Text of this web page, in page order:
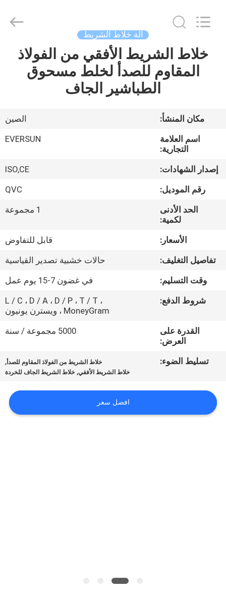
مسكن
عرض
الواقع
الافتراضي
معلومات
في
المعمل
مراقبة
اطلب
اقتباس
آلة خلاط الشريط
خلاط الشريط الأفقي من الفولاذ
المقاوم للصدأ لخلط مسحوق
الطباشير الجاف
مكان المنشأ:
الصين
اسم العلامة
التجارية:
EVERSUN
إصدار الشهادات:
ISO,CE
رقم الموديل:
QVC
الحد الأدنى
لكمية:
1 مجموعة
الأسعار:
قابل للتفاوض
تفاصيل التغليف:
حالات خشبية تصدير القياسية
وقت التسليم:
في غضون 7-15 يوم عمل
شروط الدفع:
L / C ، D / A ، D / P ، T / T ،
MoneyGram ، ويسترن يونيون
القدرة على
العرض:
5000 مجموعة / سنة
تسليط الضوء: خلاط الشريط من الفولاذ المقاوم للصدأ ,
خلاط الشريط الأفقي, خلاط الشريط الجاف للخردة
افضل سعر